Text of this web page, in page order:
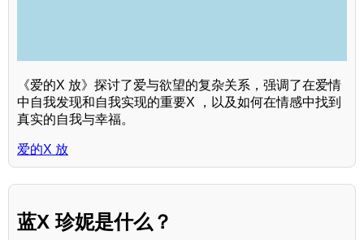
《爱的X 放》探讨了爱与欲望的复杂关系，强调了在爱情
中自我发现和自我实现的重要X ，以及如何在情感中找到
真实的自我与幸福。
爱的X 放
蓝X 珍妮是什么？